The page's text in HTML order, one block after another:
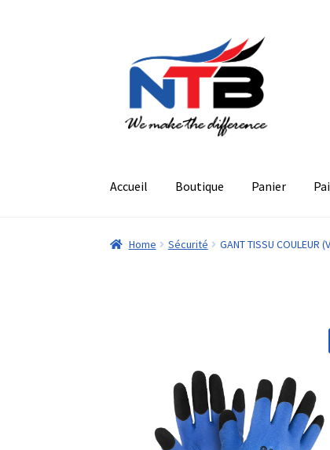
navigation
contenu
Accueil Boutique Panier
Home Sécurité GANT TISSU COULEUR